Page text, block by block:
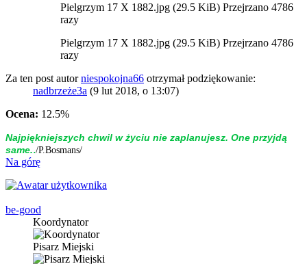
Pielgrzym 17 X 1882.jpg (29.5 KiB) Przejrzano 4786
razy
Pielgrzym 17 X 1882.jpg (29.5 KiB) Przejrzano 4786
razy
Za ten post autorniespokojna66 otrzymał podziękowanie:
nadbrzeże3a (9 lut 2018, o 13:07)
Ocena: 12.5%
Naj­piękniej­szych chwil w życiu nie zap­la­nujesz. One przyjdą
same../P.Bosmans/
Na górę
be-good
Koordynator
Pisarz Miejski